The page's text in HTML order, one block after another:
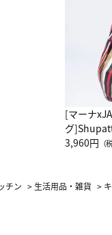
[マーナ
グ
グ Drop
3,960円 （
チン > 生活用品・雑貨 >